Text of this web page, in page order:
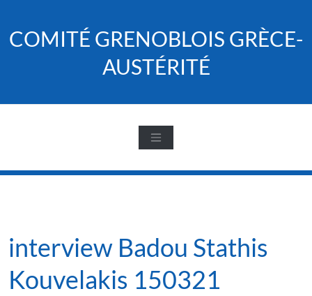
content
COMITÉ GRENOBLOIS GRÈCE-
AUSTÉRITÉ
interview Badou Stathis
Kouvelakis 150321